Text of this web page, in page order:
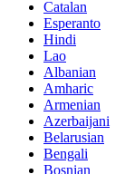
Catalan
Esperanto
Hindi
Lao
Albanian
Amharic
Armenian
Azerbaijani
Belarusian
Bengali
Bosnian